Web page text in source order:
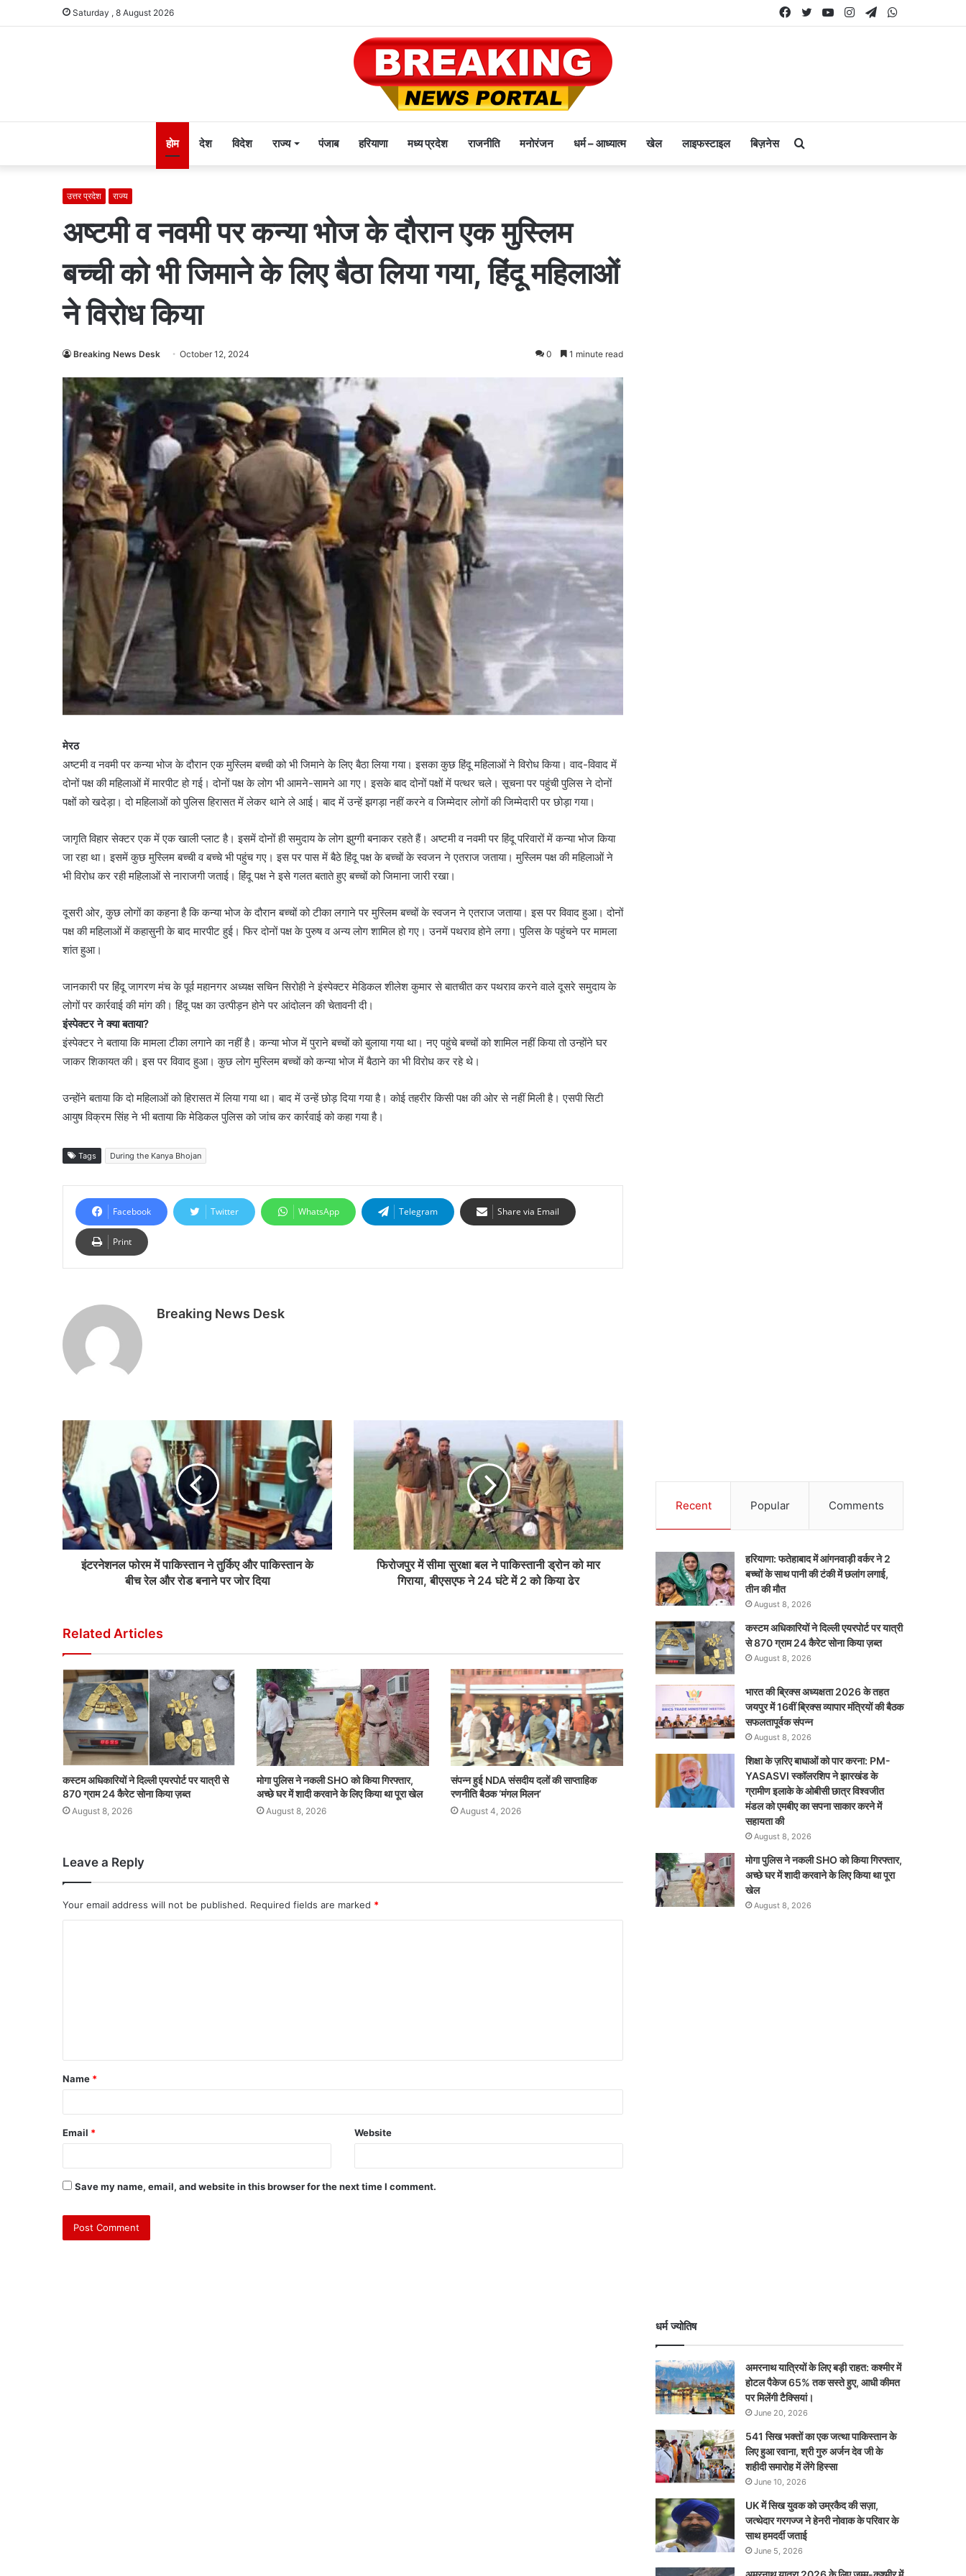
Saturday , 8 August 2026 Telegram
Instagram
YouTube
Twitter
Facebook
होम देश विदेश राज्य पंजाब हरियाणा मध्य प्रदेश राजनीति मनोरंजन धर्म – आध्यात्म खेल लाइफस्टाइल बिज़नेस
उत्तर प्रदेश राज्य
अष्टमी व नवमी पर कन्या भोज के दौरान एक मुस्लिम
बच्ची को भी जिमाने के लिए बैठा लिया गया, हिंदू महिलाओं
ने विरोध किया
Breaking News Desk October 12, 2024 0 1 minute read
मेरठ
अष्टमी व नवमी पर कन्या भोज के दौरान एक मुस्लिम बच्ची को भी जिमाने के लिए बैठा लिया गया। इसका कुछ हिंदू महिलाओं ने विरोध किया। वाद-विवाद में
दोनों पक्ष की महिलाओं में मारपीट हो गई। दोनों पक्ष के लोग भी आमने-सामने आ गए। इसके बाद दोनों पक्षों में पत्थर चले। सूचना पर पहुंची पुलिस ने दोनों
पक्षों को खदेड़ा। दो महिलाओं को पुलिस हिरासत में लेकर थाने ले आई। बाद में उन्हें झगड़ा नहीं करने व जिम्मेदार लोगों की जिम्मेदारी पर छोड़ा गया।
जागृति विहार सेक्टर एक में एक खाली प्लाट है। इसमें दोनों ही समुदाय के लोग झुग्गी बनाकर रहते हैं। अष्टमी व नवमी पर हिंदू परिवारों में कन्या भोज किया
जा रहा था। इसमें कुछ मुस्लिम बच्ची व बच्चे भी पहुंच गए। इस पर पास में बैठे हिंदू पक्ष के बच्चों के स्वजन ने एतराज जताया। मुस्लिम पक्ष की महिलाओं ने
भी विरोध कर रही महिलाओं से नाराजगी जताई। हिंदू पक्ष ने इसे गलत बताते हुए बच्चों को जिमाना जारी रखा।
दूसरी ओर, कुछ लोगों का कहना है कि कन्या भोज के दौरान बच्चों को टीका लगाने पर मुस्लिम बच्चों के स्वजन ने एतराज जताया। इस पर विवाद हुआ। दोनों
पक्ष की महिलाओं में कहासुनी के बाद मारपीट हुई। फिर दोनों पक्ष के पुरुष व अन्य लोग शामिल हो गए। उनमें पथराव होने लगा। पुलिस के पहुंचने पर मामला
शांत हुआ।
जानकारी पर हिंदू जागरण मंच के पूर्व महानगर अध्यक्ष सचिन सिरोही ने इंस्पेक्टर मेडिकल शीलेश कुमार से बातचीत कर पथराव करने वाले दूसरे समुदाय के
लोगों पर कार्रवाई की मांग की। हिंदू पक्ष का उत्पीड़न होने पर आंदोलन की चेतावनी दी।
इंस्पेक्टर ने क्या बताया?
इंस्पेक्टर ने बताया कि मामला टीका लगाने का नहीं है। कन्या भोज में पुराने बच्चों को बुलाया गया था। नए पहुंचे बच्चों को शामिल नहीं किया तो उन्होंने घर
जाकर शिकायत की। इस पर विवाद हुआ। कुछ लोग मुस्लिम बच्चों को कन्या भोज में बैठाने का भी विरोध कर रहे थे।
उन्होंने बताया कि दो महिलाओं को हिरासत में लिया गया था। बाद में उन्हें छोड़ दिया गया है। कोई तहरीर किसी पक्ष की ओर से नहीं मिली है। एसपी सिटी
आयुष विक्रम सिंह ने भी बताया कि मेडिकल पुलिस को जांच कर कार्रवाई को कहा गया है।
Tags During the Kanya Bhojan
Facebook Twitter WhatsApp Telegram Share via Email
Print
Breaking News Desk
इंटरनेशनल फोरम में पाकिस्तान ने तुर्किए और पाकिस्तान के
बीच रेल और रोड बनाने पर जोर दिया
फिरोजपुर में सीमा सुरक्षा बल ने पाकिस्तानी ड्रोन को मार
गिराया, बीएसएफ ने 24 घंटे में 2 को किया ढेर
Related Articles
कस्टम अधिकारियों ने दिल्ली एयरपोर्ट पर यात्री से
870 ग्राम 24 कैरेट सोना किया ज़ब्त
August 8, 2026
मोगा पुलिस ने नकली SHO को किया गिरफ्तार,
अच्छे घर में शादी करवाने के लिए किया था पूरा खेल
August 8, 2026
संपन्न हुई NDA संसदीय दलों की साप्ताहिक
रणनीति बैठक ‘मंगल मिलन’
August 4, 2026
Leave a Reply
Your email address will not be published. Required fields are marked *
Name *
Email * Website
Save my name, email, and website in this browser for the next time I comment.
Recent Popular Comments
हरियाणा: फतेहाबाद में आंगनवाड़ी वर्कर ने 2
बच्चों के साथ पानी की टंकी में छलांग लगाई,
तीन की मौत
August 8, 2026
कस्टम अधिकारियों ने दिल्ली एयरपोर्ट पर यात्री
से 870 ग्राम 24 कैरेट सोना किया ज़ब्त
August 8, 2026
भारत की ब्रिक्‍स अध्यक्षता 2026 के तहत
जयपुर में 16वीं ब्रिक्‍स व्यापार मंत्रियों की बैठक
सफलतापूर्वक संपन्न
August 8, 2026
शिक्षा के ज़रिए बाधाओं को पार करना: PM-
YASASVI स्कॉलरशिप ने झारखंड के
ग्रामीण इलाके के ओबीसी छात्र विश्वजीत
मंडल को एमबीए का सपना साकार करने में
सहायता की
August 8, 2026
मोगा पुलिस ने नकली SHO को किया गिरफ्तार,
अच्छे घर में शादी करवाने के लिए किया था पूरा
खेल
August 8, 2026
धर्म ज्योतिष
अमरनाथ यात्रियों के लिए बड़ी राहत: कश्मीर में
होटल पैकेज 65% तक सस्ते हुए, आधी कीमत
पर मिलेंगी टैक्सियां।
June 20, 2026
541 सिख भक्तों का एक जत्था पाकिस्तान के
लिए हुआ रवाना, श्री गुरु अर्जन देव जी के
शहीदी समारोह में लेंगे हिस्सा
June 10, 2026
UK में सिख युवक को उम्रकैद की सज़ा,
जत्थेदार गरगज्ज ने हेनरी नोवाक के परिवार के
साथ हमदर्दी जताई
June 5, 2026